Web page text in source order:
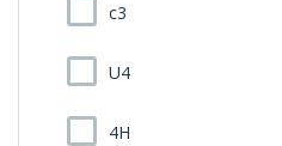
c3
U4
4H